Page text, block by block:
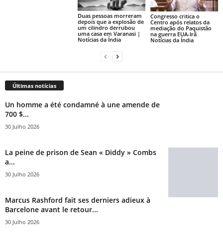
Duas pessoas morreram
depois que a explosão de
um cilindro derrubou
uma casa em Varanasi |
Notícias da Índia
Congresso critica o
Centro após relatos da
mediação do Paquistão
na guerra EUA-Irã
Notícias da Índia
Últimas notícias
Un homme a été condamné à une amende de
700 $...
30 Julho 2026
La peine de prison de Sean « Diddy » Combs
a...
30 Julho 2026
Marcus Rashford fait ses derniers adieux à
Barcelone avant le retour...
30 Julho 2026